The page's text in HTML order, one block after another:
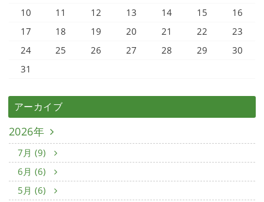
10
11 12 13 14 15
16
17
18 19 20 21 22
23
24
25 26 27 28 29
30
31
アーカイブ
2026年
7月 (9)
6月 (6)
5月 (6)